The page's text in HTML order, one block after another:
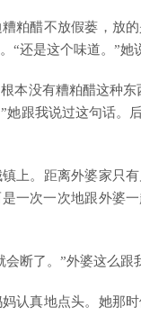
粕醋不放假蒌，放
“还是这个味道。”她
本没有糟粕醋这种
她跟我说过这句话。
上。距离外婆家只
一次一次地跟外婆
断了。”外婆这么跟
认真地点头。她那